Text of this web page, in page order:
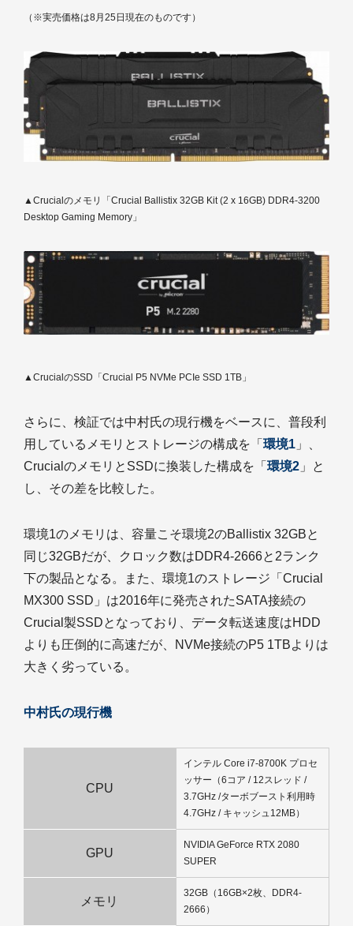
（※実売価格は8月25日現在のものです）
▲Crucialのメモリ「Crucial Ballistix 32GB Kit (2 x 16GB) DDR4-3200
Desktop Gaming Memory」
▲CrucialのSSD「Crucial P5 NVMe PCIe SSD 1TB」
さらに、検証では中村氏の現行機をベースに、普段利
用しているメモリとストレージの構成を「 環境1 」、
CrucialのメモリとSSDに換装した構成を「 環境2 」と
し、その差を比較した。
環境1のメモリは、容量こそ環境2のBallistix 32GBと
同じ32GBだが、クロック数はDDR4-2666と2ランク
下の製品となる。また、環境1のストレージ「Crucial
MX300 SSD」は2016年に発売されたSATA接続の
Crucial製SSDとなっており、データ転送速度はHDD
よりも圧倒的に高速だが、NVMe接続のP5 1TBよりは
大きく劣っている。
中村氏の現行機
CPU
インテル Core i7-8700K プロセ
ッサー（6コア / 12スレッド /
3.7GHz /ターボブースト利用時
4.7GHz / キャッシュ12MB）
GPU
NVIDIA GeForce RTX 2080
SUPER
メモリ
32GB（16GB×2枚、DDR4-
2666）